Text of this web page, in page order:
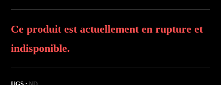
Ce produit est actuellement en rupture et
indisponible.